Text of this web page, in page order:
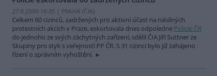
27.9.2000 16:35 | PRAHA (ČIA)
Celkem 60 cizinců, zadržených pro aktivní účast na násilných
protestních akcích v Praze, eskortovala dnes odpoledne Policie ČR
do jednoho ze svých záchytných zařízení, sdělil ČIA Jiří Suttner ze
Skupiny pro styk s veřejností PP ČR. S 31 cizinci bylo již zahájeno
řízení o správním vyhoštění.